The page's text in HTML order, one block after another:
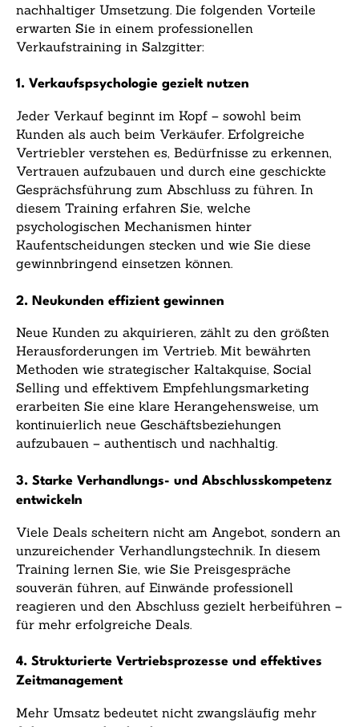
nachhaltiger Umsetzung. Die folgenden Vorteile
erwarten Sie in einem professionellen
Verkaufstraining in Salzgitter:
1. Verkaufspsychologie gezielt nutzen
Jeder Verkauf beginnt im Kopf – sowohl beim
Kunden als auch beim Verkäufer. Erfolgreiche
Vertriebler verstehen es, Bedürfnisse zu erkennen,
Vertrauen aufzubauen und durch eine geschickte
Gesprächsführung zum Abschluss zu führen. In
diesem Training erfahren Sie, welche
psychologischen Mechanismen hinter
Kaufentscheidungen stecken und wie Sie diese
gewinnbringend einsetzen können.
2. Neukunden effizient gewinnen
Neue Kunden zu akquirieren, zählt zu den größten
Herausforderungen im Vertrieb. Mit bewährten
Methoden wie strategischer Kaltakquise, Social
Selling und effektivem Empfehlungsmarketing
erarbeiten Sie eine klare Herangehensweise, um
kontinuierlich neue Geschäftsbeziehungen
aufzubauen – authentisch und nachhaltig.
3. Starke Verhandlungs- und Abschlusskompetenz
entwickeln
Viele Deals scheitern nicht am Angebot, sondern an
unzureichender Verhandlungstechnik. In diesem
Training lernen Sie, wie Sie Preisgespräche
souverän führen, auf Einwände professionell
reagieren und den Abschluss gezielt herbeiführen –
für mehr erfolgreiche Deals.
4. Strukturierte Vertriebsprozesse und effektives
Zeitmanagement
Mehr Umsatz bedeutet nicht zwangsläufig mehr